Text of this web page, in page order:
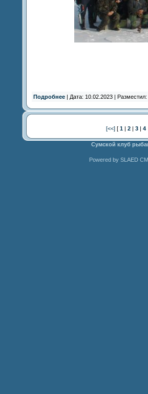
Подробнее | Дата: 10.02.2023 | Разместил:
[<<][1 |2 |3 |4
Сумской клуб
Powered by SLAED